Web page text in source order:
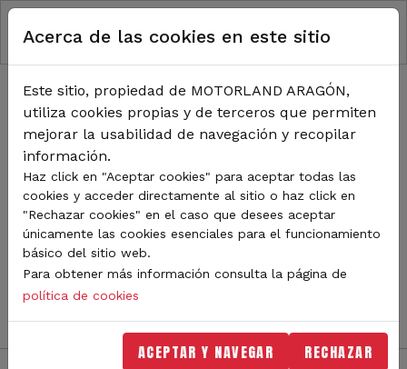
Pasar al contenido principal
RUTA DE NAVEGACIÓN
Inicio Noticias
TODA LA ACTUALIDAD DE
MOTORLAND
Sigue de cerca todas las novedades de MotorLand
Aragón. Aquí encontrarás noticias sobre eventos,
competiciones, pilotos, novedades del circuito y
mucho más. Filtra por categoría o tipo de contenido y
no te pierdas nada del mundo del motor.
Acerca de las cookies en este sitio
Este sitio, propiedad de MOTORLAND ARAGÓN,
utiliza cookies propias y de terceros que permiten
mejorar la usabilidad de navegación y recopilar
información.
Haz click en "Aceptar cookies" para aceptar todas las
cookies y acceder directamente al sitio o haz click en
"Rechazar cookies" en el caso que desees aceptar
únicamente las cookies esenciales para el funcionamiento
básico del sitio web.
Para obtener más información consulta la página de
política de cookies
ACEPTAR Y NAVEGAR RECHAZAR